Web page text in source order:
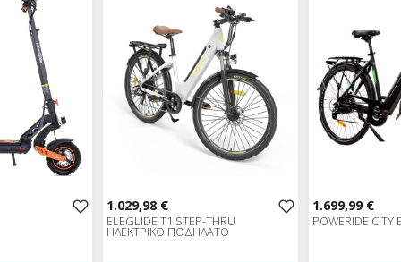
1.029,98 €
ELEGLIDE T1 STEP-THRU
ΗΛΕΚΤΡΙΚΟ ΠΟΔΗΛΑΤΟ
1.699,99 €
POWERIDE CITY